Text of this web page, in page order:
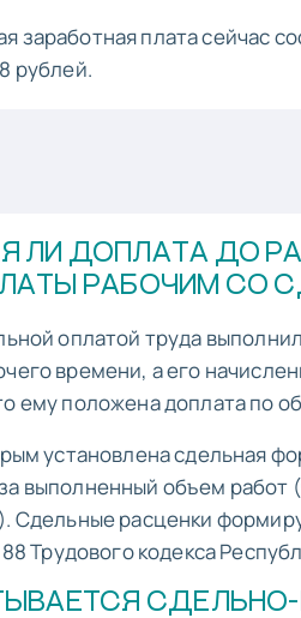
заработная плата сейчас
рублей.
ЛИ ДОПЛАТА ДО
РАБОЧИМ СО
оплатой труда
времени, а его
ему положена доплата по
установлена сдельная
выполненный объем работ
Сдельные расценки
Трудового кодекса